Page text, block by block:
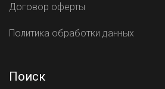
Договор оферты
Политика обработки данных
Поиск